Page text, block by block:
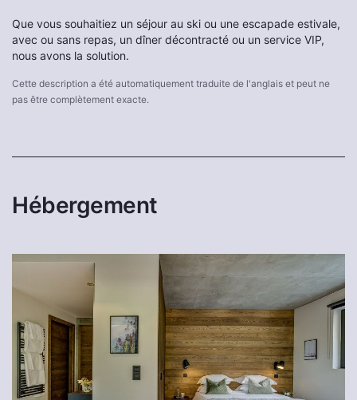
Que vous souhaitiez un séjour au ski ou une escapade estivale,
avec ou sans repas, un dîner décontracté ou un service VIP,
nous avons la solution.
Cette description a été automatiquement traduite de l'anglais et peut ne
pas être complètement exacte.
Hébergement